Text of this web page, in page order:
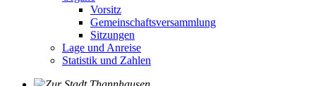
Vorsitz
Gemeinschaftsversammlung
Sitzungen
Lage und Anreise
Statistik und Zahlen